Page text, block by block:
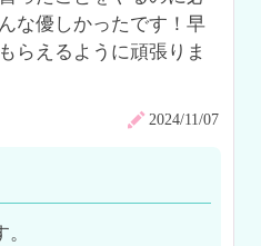
な優しかったです！早
らえるように頑張りま
2024/11/07